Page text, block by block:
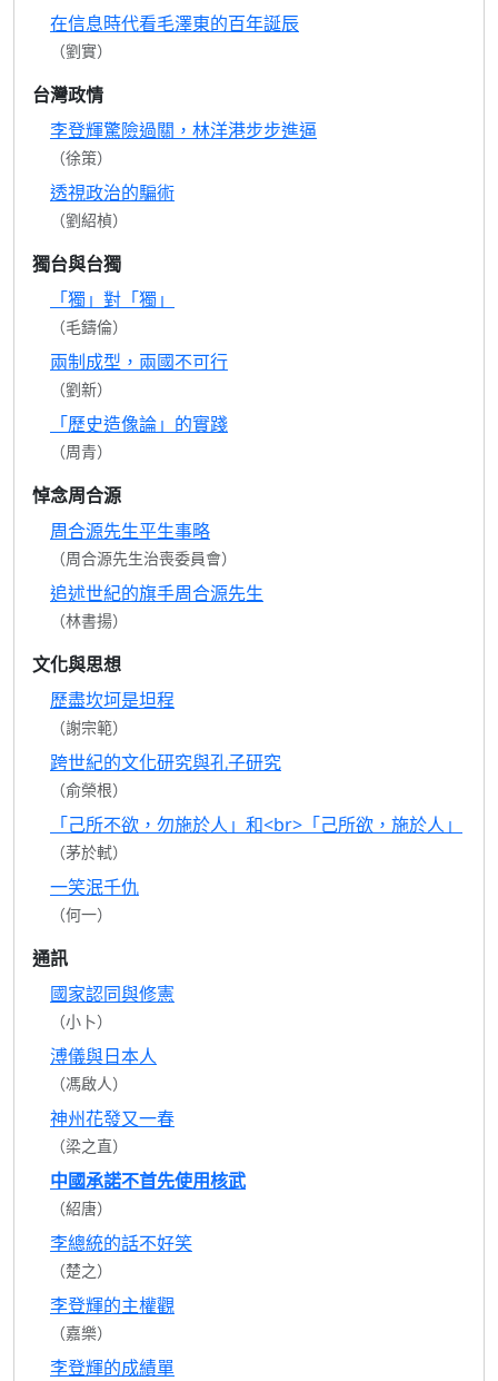
在信息時代看毛澤東的百年誕辰
（劉實）
台灣政情
李登輝驚險過關，林洋港步步進逼
（徐策）
透視政治的騙術
（劉紹楨）
獨台與台獨
「獨」對「獨」
（毛鑄倫）
兩制成型，兩國不可行
（劉新）
「歷史造像論」的實踐
（周青）
悼念周合源
周合源先生平生事略
（周合源先生治喪委員會）
追述世紀的旗手周合源先生
（林書揚）
文化與思想
歷盡坎坷是坦程
（謝宗範）
跨世紀的文化研究與孔子研究
（俞榮根）
「己所不欲，勿施於人」和<br>「己所欲，施於人」
（茅於軾）
一笑泯千仇
（何一）
通訊
國家認同與修憲
（小卜）
溥儀與日本人
（馮啟人）
神州花發又一春
（梁之直）
中國承諾不首先使用核武
（紹唐）
李總統的話不好笑
（楚之）
李登輝的主權觀
（嘉樂）
李登輝的成績單